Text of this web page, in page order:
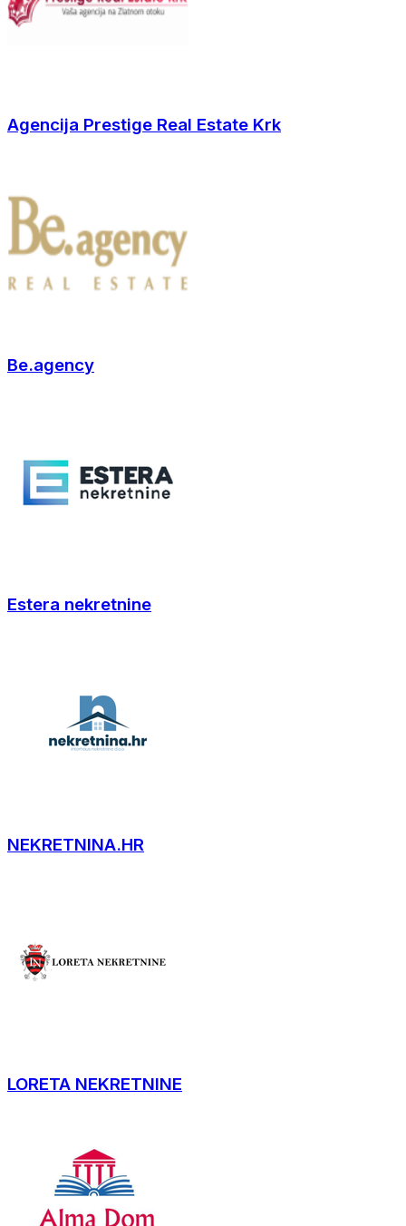
Agencija Prestige Real Estate Krk
Be.agency
Estera nekretnine
NEKRETNINA.HR
LORETA NEKRETNINE